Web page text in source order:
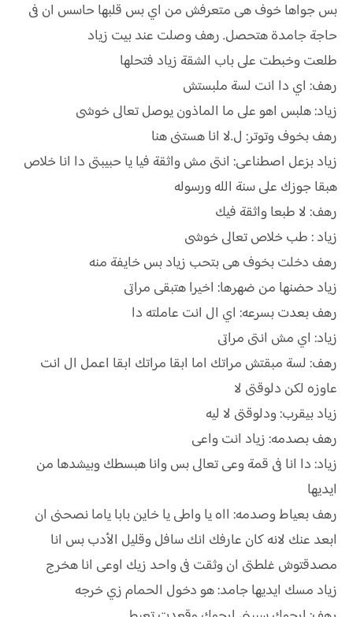
بس جواها خوف هى متعرفش من اي بس قلبها حاسس ان فى
حاجة جامدة هتحصل. رهف وصلت عند بيت زياد
طلعت وخبطت على باب الشقة زياد فتحلها
رهف: اي دا انت لسة ملبستش
زياد: هلبس اهو على ما الماذون يوصل تعالى خوشى
رهف بخوف وتوتر: ل.لا انا هستنى هنا
زياد بزعل اصطناعى: انتى مش واثقة فيا يا حبيبتى دا انا خلاص
هبقا جوزك على سنة الله ورسوله
رهف: لا طبعا واثقة فيك
زياد : طب خلاص تعالى خوشى
رهف دخلت بخوف هى بتحب زياد بس خايفة منه
زياد حضنها من ضهرها: اخيرا هتبقى مراتى
رهف بعدت بسرعه: اي ال انت عاملته دا
زياد: اي مش انتى مراتى
رهف: لسة مبقتش مراتك اما ابقا مراتك ابقا اعمل ال انت
عاوزه لكن دلوقتى لا
زياد بيقرب: ودلوقتى لا ليه
رهف بصدمه: زياد انت واعى
زياد: دا انا فى قمة وعى تعالى بس وانا هبسطك وبيشدها من
ايديها
رهف بعياط وصدمه: ااه يا واطى يا خاين بابا ياما نصحنى ان
ابعد عنك لانه كان عارفك انك سافل وقليل الأدب بس انا
مصدقتوش غلطتى ان وثقت فى واحد زيك اوعى انا هخرج
زياد مسك ايديها جامد: هو دخول الحمام زي خرجه